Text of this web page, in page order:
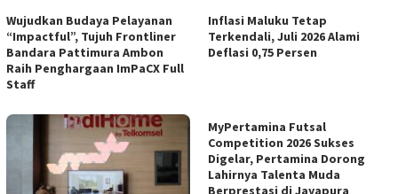
Wujudkan Budaya Pelayanan
“Impactful”, Tujuh Frontliner
Bandara Pattimura Ambon
Raih Penghargaan ImPaCX Full
Staff
Inflasi Maluku Tetap
Terkendali, Juli 2026 Alami
Deflasi 0,75 Persen
MyPertamina Futsal
Competition 2026 Sukses
Digelar, Pertamina Dorong
Lahirnya Talenta Muda
Berprestasi di Jayapura